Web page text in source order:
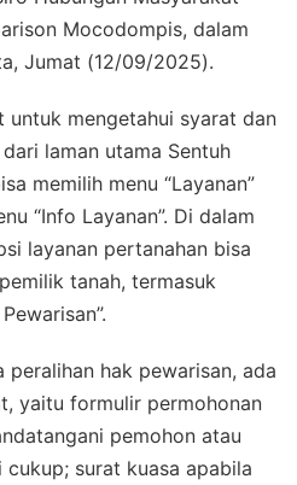
Mocodompis, dalam
Jumat (12/09/2025).
untuk mengetahui syarat dan
laman utama Sentuh
memilih menu “Layanan”
“Info Layanan”. Di dalam
layanan pertanahan bisa
tanah, termasuk
peralihan hak pewarisan, ada
yaitu formulir permohonan
pemohon atau
surat kuasa apabila